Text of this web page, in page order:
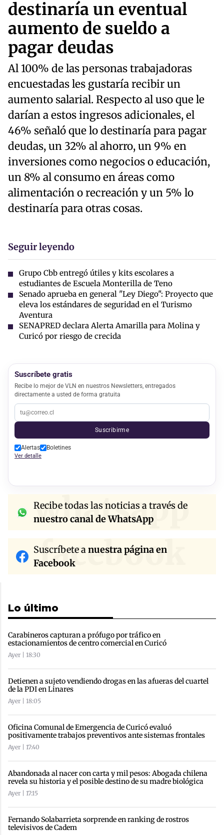
destinaría un eventual
aumento de sueldo a
pagar deudas
Al 100% de las personas trabajadoras
encuestadas les gustaría recibir un
aumento salarial. Respecto al uso que le
darían a estos ingresos adicionales, el
46% señaló que lo destinaría para pagar
deudas, un 32% al ahorro, un 9% en
inversiones como negocios o educación,
un 8% al consumo en áreas como
alimentación o recreación y un 5% lo
destinaría para otras cosas.
Seguir leyendo
Grupo Cbb entregó útiles y kits escolares a
estudiantes de Escuela Monterilla de Teno
Senado aprueba en general "Ley Diego": Proyecto que
eleva los estándares de seguridad en el Turismo
Aventura
SENAPRED declara Alerta Amarilla para Molina y
Curicó por riesgo de crecida
Suscríbete gratis
Recibe lo mejor de VLN en nuestros Newsletters, entregados
directamente a usted de forma gratuita
Suscribirme
Alertas Boletines
Ver detalle
whatsapp
Recibe todas las noticias a través de
nuestro canal de WhatsApp
facebook
Suscríbete anuestra página en
Facebook
Lo último
Carabineros capturan a prófugo por tráfico en
estacionamientos de centro comercial en Curicó
Ayer | 18:30
Detienen a sujeto vendiendo drogas en las afueras del cuartel
de la PDI en Linares
Ayer | 18:05
Oficina Comunal de Emergencia de Curicó evaluó
positivamente trabajos preventivos ante sistemas frontales
Ayer | 17:40
Abandonada al nacer con carta y mil pesos: Abogada chilena
revela su historia y el posible destino de su madre biológica
Ayer | 17:15
Fernando Solabarrieta sorprende en ranking de rostros
televisivos de Cadem